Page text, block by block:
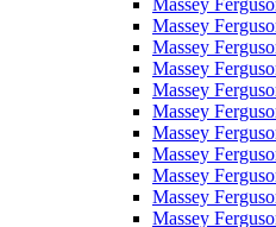
Massey
Massey
Massey
Massey
Massey
Massey
Massey
Massey
Massey
Massey
Massey